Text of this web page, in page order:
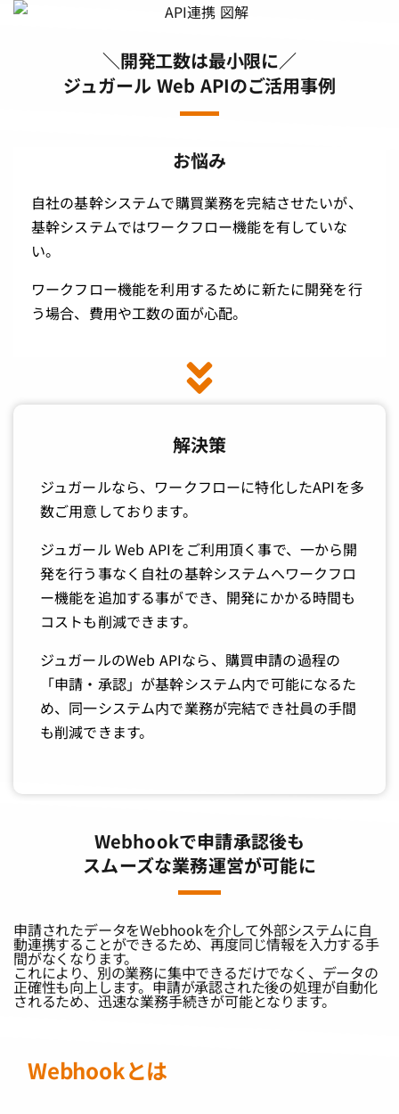
＼開発工数は最小限に／
ジュガール Web APIのご活用事例
お悩み
自社の基幹システムで購買業務を完結させたいが、
基幹システムではワークフロー機能を有していな
い。
ワークフロー機能を利用するために新たに開発を行
う場合、費用や工数の面が心配。
解決策
ジュガールなら、ワークフローに特化したAPIを多
数ご用意しております。
ジュガール Web APIをご利用頂く事で、一から開
発を行う事なく自社の基幹システムへワークフロ
ー機能を追加する事ができ、開発にかかる時間も
コストも削減できます。
ジュガールのWeb APIなら、購買申請の過程の
「申請・承認」が基幹システム内で可能になるた
め、同一システム内で業務が完結でき社員の手間
も削減できます。
Webhookで申請承認後も
スムーズな業務運営が可能に
申請されたデータをWebhookを介して外部システムに自
動連携することができるため、再度同じ情報を入力する手
間がなくなります。
これにより、別の業務に集中できるだけでなく、データの
正確性も向上します。申請が承認された後の処理が自動化
されるため、迅速な業務手続きが可能となります。
Webhookとは